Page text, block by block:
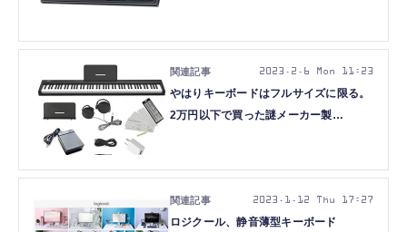
やはりキーボードはフルサイズに限る。
2万円以下で買った謎メーカー製
2023.2.6 Mon 11:23
ロジクール、静音薄型キーボード
2023.1.12 Thu 17:27